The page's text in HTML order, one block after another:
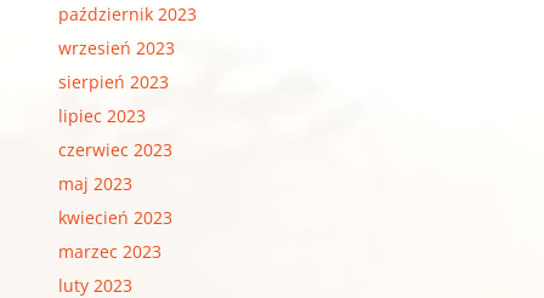
październik 2023
wrzesień 2023
sierpień 2023
lipiec 2023
czerwiec 2023
maj 2023
kwiecień 2023
marzec 2023
luty 2023